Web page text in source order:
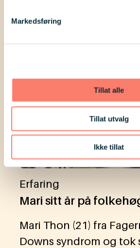
Markedsføring
Tillat alle
Tillat utvalg
Ikke tillat
Erfaring
Mari sitt år på
Mari Thon (21) fra
Downs syndrom og tok